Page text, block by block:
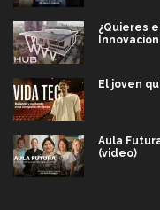
¿Quieres
El joven
Aula
(video)